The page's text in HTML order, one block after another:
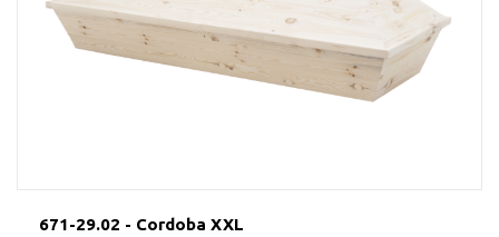
671-29.02 - Cordoba XXL